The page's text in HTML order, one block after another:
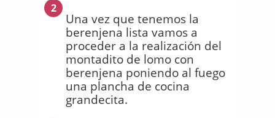
2
Una vez que tenemos la
berenjena lista vamos a
proceder a la realización del
montadito de lomo con
berenjena poniendo al fuego
una plancha de cocina
grandecita.